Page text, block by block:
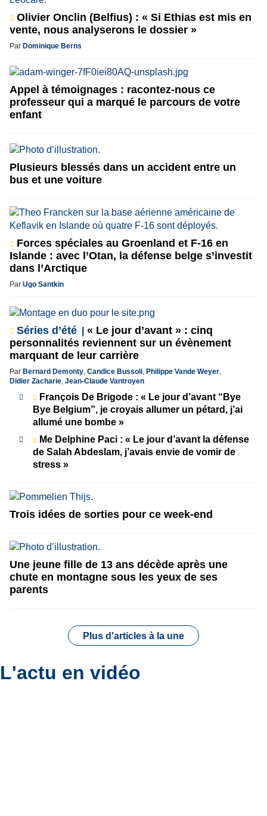
Olivier Onclin (Belfius) : « Si Ethias est mis en
vente, nous analyserons le dossier »
Par Dominique Berns
Appel à témoignages : racontez-nous ce
professeur qui a marqué le parcours de votre
enfant
Plusieurs blessés dans un accident entre un
bus et une voiture
Forces spéciales au Groenland et F-16 en
Islande : avec l’Otan, la défense belge s’investit
dans l’Arctique
Par Ugo Santkin
Séries d’été
« Le jour d’avant » : cinq
personnalités reviennent sur un évènement
marquant de leur carrière
Par Bernard Demonty, Candice Bussoli, Philippe Vande Weyer,
Didier Zacharie, Jean-Claude Vantroyen
François De Brigode : « Le jour d’avant “Bye
Bye Belgium”, je croyais allumer un pétard, j’ai
allumé une bombe »
Me Delphine Paci : « Le jour d’avant la défense
de Salah Abdeslam, j’avais envie de vomir de
stress »
Trois idées de sorties pour ce week-end
Une jeune fille de 13 ans décède après une
chute en montagne sous les yeux de ses
parents
Plus d'articles à la une
L'actu en vidéo